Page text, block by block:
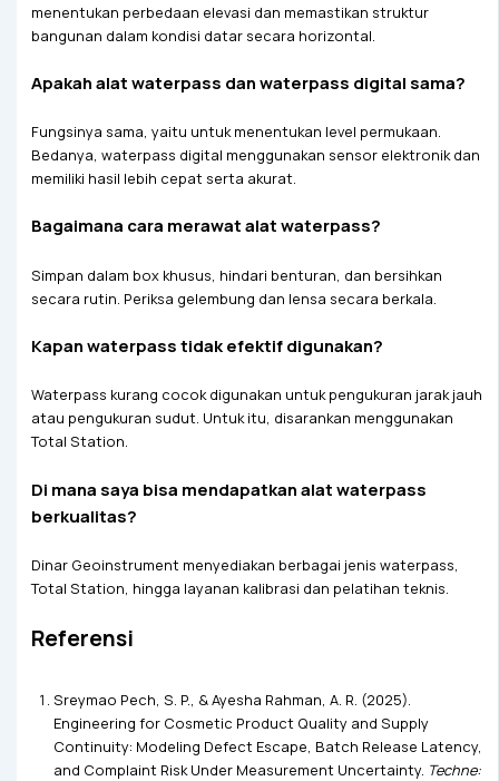
menentukan perbedaan elevasi dan memastikan struktur
bangunan dalam kondisi datar secara horizontal.
Apakah alat waterpass dan waterpass digital sama?
Fungsinya sama, yaitu untuk menentukan level permukaan.
Bedanya, waterpass digital menggunakan sensor elektronik dan
memiliki hasil lebih cepat serta akurat.
Bagaimana cara merawat alat waterpass?
Simpan dalam box khusus, hindari benturan, dan bersihkan
secara rutin. Periksa gelembung dan lensa secara berkala.
Kapan waterpass tidak efektif digunakan?
Waterpass kurang cocok digunakan untuk pengukuran jarak jauh
atau pengukuran sudut. Untuk itu, disarankan menggunakan
Total Station.
Di mana saya bisa mendapatkan alat waterpass
berkualitas?
Dinar Geoinstrument menyediakan berbagai jenis waterpass,
Total Station, hingga layanan kalibrasi dan pelatihan teknis.
Referensi
Sreymao Pech, S. P., & Ayesha Rahman, A. R. (2025).
Engineering for Cosmetic Product Quality and Supply
Continuity: Modeling Defect Escape, Batch Release Latency,
and Complaint Risk Under Measurement Uncertainty. Techne: